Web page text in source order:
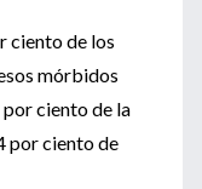
ciento de los
mórbidos
ciento de la
por ciento de